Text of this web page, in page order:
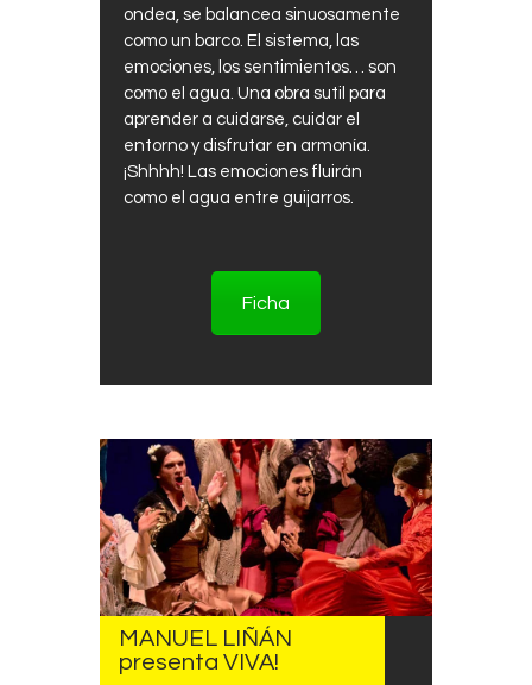
ondea, se balancea sinuosamente
como un barco. El sistema, las
emociones, los sentimientos… son
como el agua. Una obra sutil para
aprender a cuidarse, cuidar el
entorno y disfrutar en armonía.
¡Shhhh! Las emociones fluirán
como el agua entre guijarros.
Ficha
MANUEL LIÑÁN
presenta VIVA!